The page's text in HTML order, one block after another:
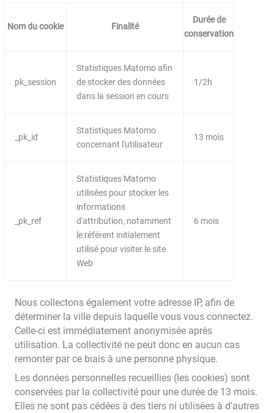
Nom du cookie Finalité
Durée de
conservation
pk_session
Statistiques Matomo afin
de stocker des données
dans la session en cours
1/2h
_pk_id
Statistiques Matomo
concernant l'utilisateur
13 mois
_pk_ref
Statistiques Matomo
utilisées pour stocker les
informations
d'attribution, notamment
le référent initialement
utilisé pour visiter le site
Web
6 mois
Nous collectons également votre adresse IP, afin de
déterminer la ville depuis laquelle vous vous connectez.
Celle-ci est immédiatement anonymisée après
utilisation. La collectivité ne peut donc en aucun cas
remonter par ce biais à une personne physique.
Les données personnelles recueillies (les cookies) sont
conservées par la collectivité pour une durée de 13 mois.
Elles ne sont pas cédées à des tiers ni utilisées à d'autres